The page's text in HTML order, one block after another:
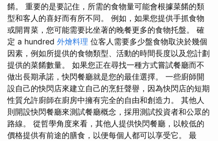
餚。 重要的是要記住，所需的食物量可能會根據菜餚的類
型和客人的喜好而有所不同。 例如，如果您提供手抓食物
或開胃菜，您可能需要比坐著的晚餐更多的食物托盤。 確
定 a hundred 外燴料理 位客人需要多少盤食物取決於幾個
因素，例如所提供的食物類型、活動的時間長度以及您計劃
提供的菜餚數量。 如果您正在尋找一種方式嘗試餐廳而不
做出長期承諾，快閃餐廳就是您的最佳選擇。 一些廚師開
設自己的快閃店來建立自己的烹飪聲譽，因為快閃店的短期
性質允許廚師在廚房中擁有完全的自由和創造力。 其他人
則開設快閃餐廳來測試餐廳概念，採用測試投資者和公眾的
路線。 從哲學角度來看，其他人提供快閃餐廳，以較低的
價格提供有前途的膳食，以便每個人都可以享受它。 最